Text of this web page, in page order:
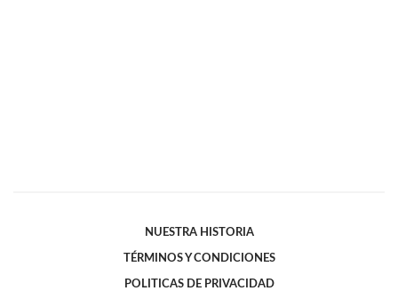
NUESTRA HISTORIA
TÉRMINOS Y CONDICIONES
POLITICAS DE PRIVACIDAD